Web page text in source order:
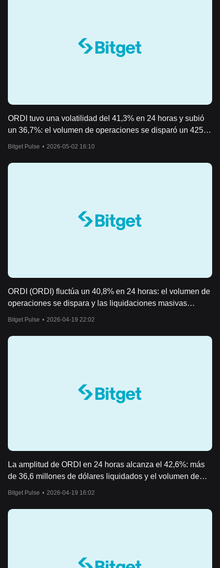
ORDI tuvo una volatilidad del 41,3% en 24 horas y subió
un 36,7%: el volumen de operaciones se disparó un 425%,
Bitget Pulse • 2026-05-02 16:10
ORDI (ORDI) fluctúa un 40,8% en 24 horas: el volumen de
operaciones se dispara y las liquidaciones masivas
Bitget Pulse • 2026-04-19 22:02
La amplitud de ORDI en 24 horas alcanza el 42,6%: más
de 36,6 millones de dólares liquidados y el volumen de
Bitget Pulse • 2026-04-19 16:02